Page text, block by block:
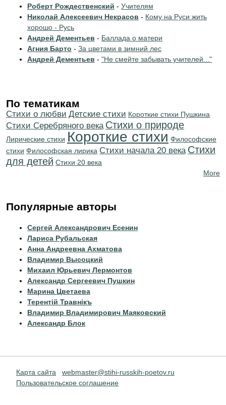
Роберт Рождественский - Учителям
Николай Алексеевич Некрасов - Кому на Руси жить
хорошо - Русь
Андрей Дементьев - Баллада о матери
Агния Барто - За цветами в зимний лес
Андрей Дементьев - "Не смейте забывать учителей..."
По тематикам
Стихи о любви Детские стихи Короткие стихи Пушкина
Cтихи Серебряного века Стихи о природе
Лирические стихи Короткие стихи Философские
стихи Философская лирика Cтихи начала 20 века Стихи
для детей Стихи 20 века
More
Популярные авторы
Сергей Александрович Есенин
Лариса Рубальская
Анна Андреевна Ахматова
Владимир Высоцкий
Михаил Юрьевич Лермонтов
Александр Сергеевич Пушкин
Марина Цветаева
Терентiй Травнiкъ
Владимир Владимирович Маяковский
Александр Блок
Карта сайта
webmaster@stihi-russkih-poetov.ru
Пользовательское соглашение